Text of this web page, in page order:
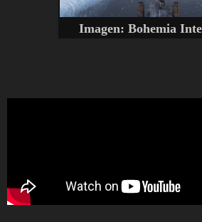
Imagen: Bohemia